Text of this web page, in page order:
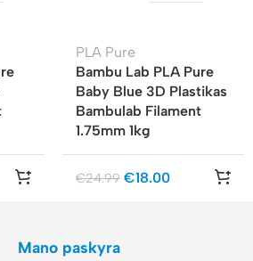
PLA Pure
Bambu Lab PLA Pure
Baby Blue 3D Plastikas
Bambulab Filament
1.75mm 1kg
€24.99 €18.00
Mano paskyra